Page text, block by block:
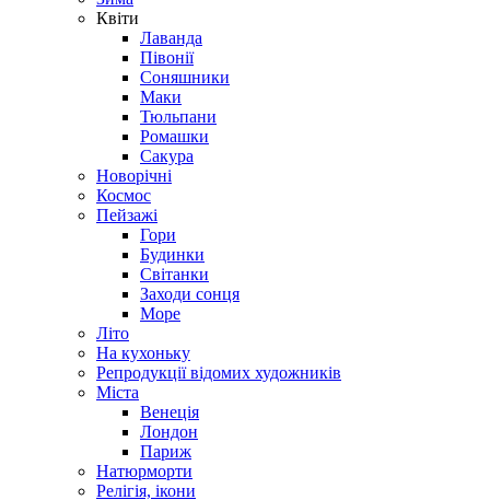
Квіти
Лаванда
Півонії
Соняшники
Маки
Тюльпани
Ромашки
Сакура
Новорічні
Космос
Пейзажі
Гори
Будинки
Світанки
Заходи сонця
Море
Літо
На кухоньку
Репродукції відомих художників
Міста
Венеція
Лондон
Париж
Натюрморти
Релігія, ікони